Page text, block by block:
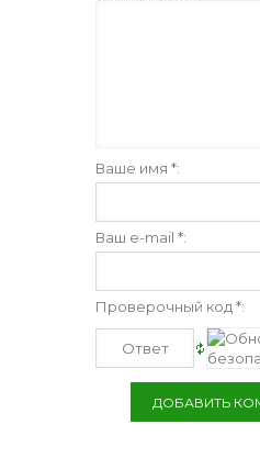
Ваше имя *:
Ваш e-mail *:
Проверочный код *: